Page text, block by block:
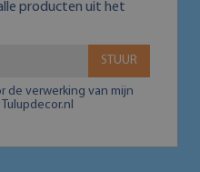
producten uit het
STUUR
de verwerking van mijn